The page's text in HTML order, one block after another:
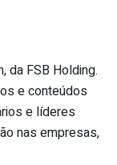
da FSB Holding.
e conteúdos
e líderes
nas empresas,